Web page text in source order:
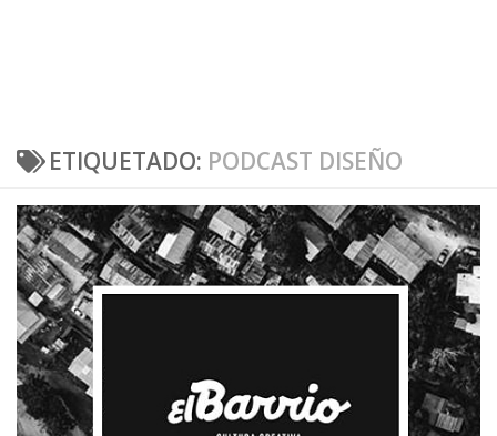
ETIQUETADO: PODCAST DISEÑO